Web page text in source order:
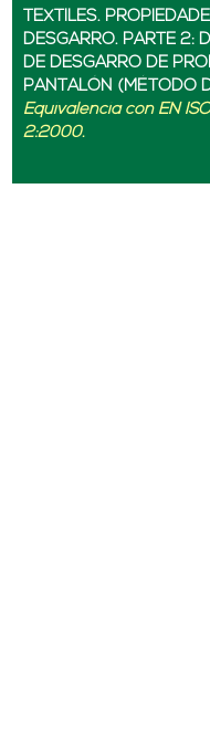
TEXTILES.
DESGARRO. PARTE 2:
DE DESGARRO DE
PANTALÓN (MÉTODO
Equivalencia con EN
2:2000.